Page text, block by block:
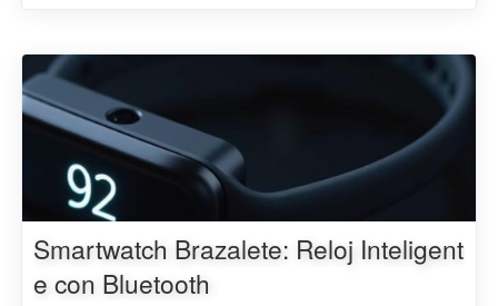
Smartwatch Brazalete: Reloj Inteligent
e con Bluetooth